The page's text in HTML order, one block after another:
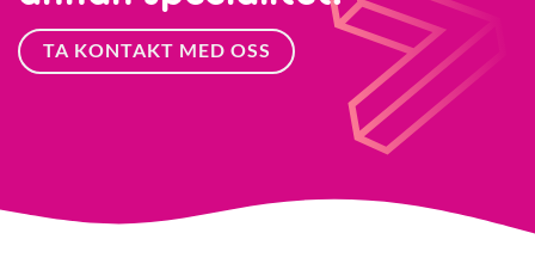
TA KONTAKT MED OSS